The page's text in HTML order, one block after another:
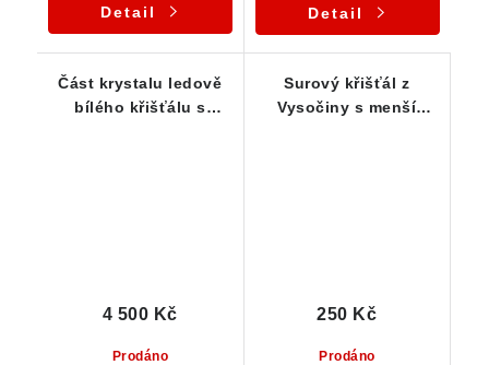
Detail Detail
Část krystalu ledově
bílého křišťálu s
Prodáno
4 500 Kč
Surový křišťál z
Vysočiny s menší
Prodáno
250 Kč